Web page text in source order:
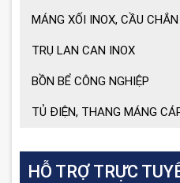
MÁNG XỐI INOX, CẦU
TRỤ LAN CAN INOX
BỒN BỂ CÔNG NGHIỆP
TỦ ĐIỆN, THANG MÁNG
HỖ TRỢ TRỰC